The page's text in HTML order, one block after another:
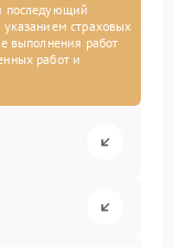
последующий
указанием страховых
выполнения работ
работ и